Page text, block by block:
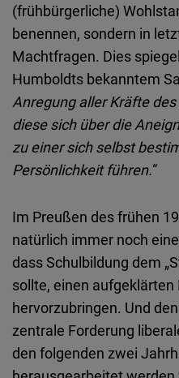
(frühbürgerliche)
benennen, sondern in
Machtfragen. Dies
Humboldts bekanntem
Anregung aller Kräfte
diese sich über die
zu einer sich selbst
Persönlichkeit führen.“
Im Preußen des frühen
natürlich immer noch
dass Schulbildung dem
sollte, einen
hervorzubringen. Und
zentrale Forderung
den folgenden zwei